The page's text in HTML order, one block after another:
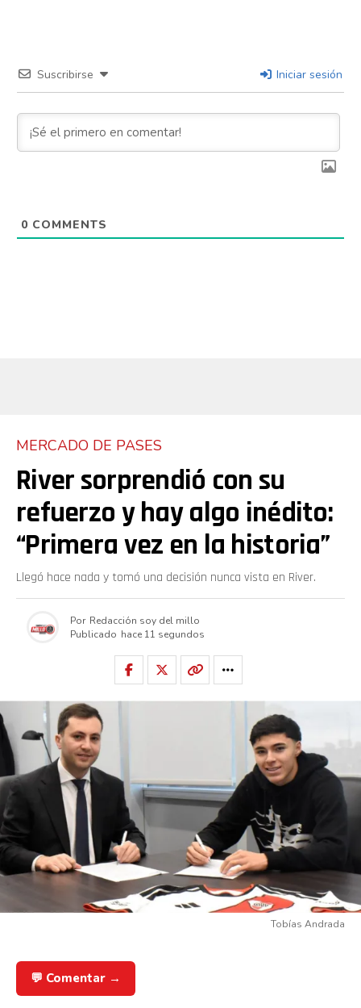
Suscribirse Iniciar sesión
0 COMMENTS
MERCADO DE PASES
River sorprendió con su
refuerzo y hay algo inédito:
“Primera vez en la historia”
Llegó hace nada y tomó una decisión nunca vista en River.
Por Redacción soy del millo
Publicado hace 11 segundos
Tobías Andrada
💬 Comentar →